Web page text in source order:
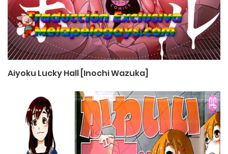
Aiyoku Lucky Hall [Inochi Wazuka]